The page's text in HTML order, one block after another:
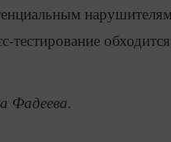
тестирование
Фадеева.